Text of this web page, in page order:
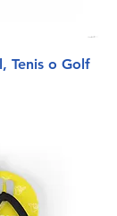
Tenis o Golf